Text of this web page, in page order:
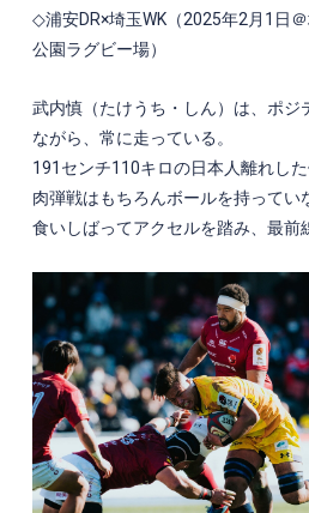
◇浦安DR×埼玉WK（2025年2 月 1 日
公園ラグビー場）
武内慎（たけうち・しん）は、ポジ
ながら、常に走っている。
191 センチ110キロの日本人離れし
肉弾戦はもちろんボールを持ってい
食いしばってアクセルを踏み、最前